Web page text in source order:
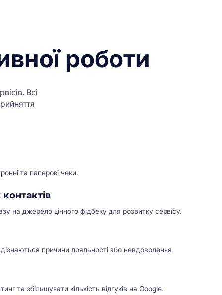
роботи
Всі
та паперові чеки.
контактів
на джерело цінного фідбеку для розвитку сервісу.
причини лояльності або невдоволення
та збільшувати кількість відгуків на Google.